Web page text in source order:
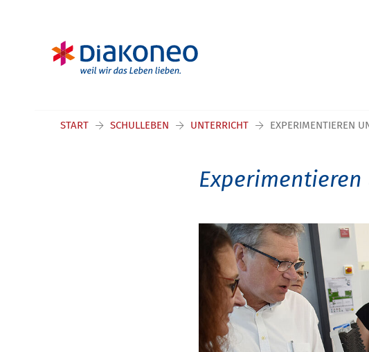
START SCHULLEBEN UNTERRICHT EXPERIMENTIEREN